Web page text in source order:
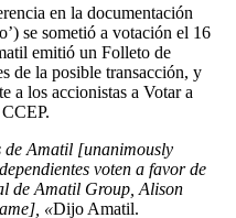
en la documentación
se sometió a votación el 16
emitió un Folleto de
de la posible transacción, y
a los accionistas a Votar a
de Amatil [unanimously
voten a favor de
de Amatil Group, Alison
«Dijo Amatil.